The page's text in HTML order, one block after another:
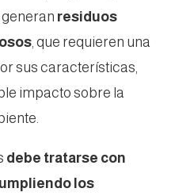
residuos
, que requieren una
sus características,
impacto sobre la
debe tratarse con
los